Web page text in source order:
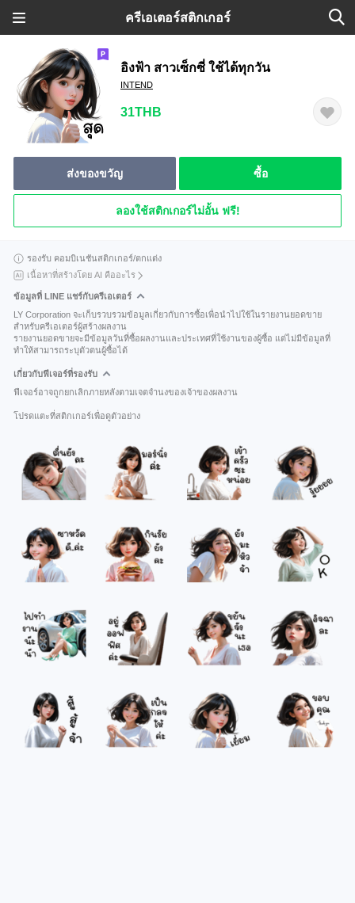
ครีเอเตอร์สติกเกอร์
อิงฟ้า สาวเซ็กซี่ ใช้ได้ทุกวัน
INTEND
31THB
ส่งของขวัญ ซื้อ
ลองใช้สติกเกอร์ไม่อั้น ฟรี!
รองรับ คอมบิเนชันสติกเกอร์/ตกแต่ง
เนื้อหาที่สร้างโดย AI คืออะไร
ข้อมูลที่ LINE แชร์กับครีเอเตอร์
LY Corporation จะเก็บรวบรวมข้อมูลเกี่ยวกับการซื้อเพื่อนำไปใช้ในรายงานยอดขาย
สำหรับครีเอเตอร์ผู้สร้างผลงาน
รายงานยอดขายจะมีข้อมูลวันที่ซื้อผลงานและประเทศที่ใช้งานของผู้ซื้อ แต่ไม่มีข้อมูลที่
ทำให้สามารถระบุตัวตนผู้ซื้อได้
เกี่ยวกับฟีเจอร์ที่รองรับ
ฟีเจอร์อาจถูกยกเลิกภายหลังตามเจตจำนงของเจ้าของผลงาน
โปรดแตะที่สติกเกอร์เพื่อดูตัวอย่าง